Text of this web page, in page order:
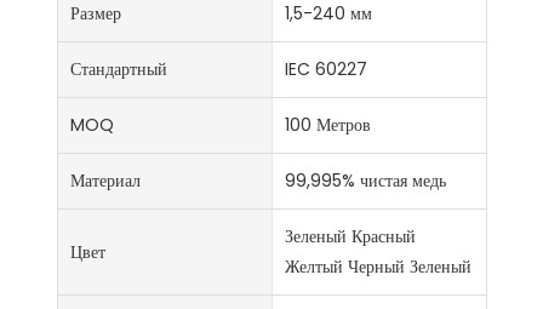
Размер 1,5-240 мм
Стандартный IEC 60227
MOQ 100 Метров
Материал 99,995% чистая медь
Цвет
Зеленый Красный
Желтый Черный Зеленый